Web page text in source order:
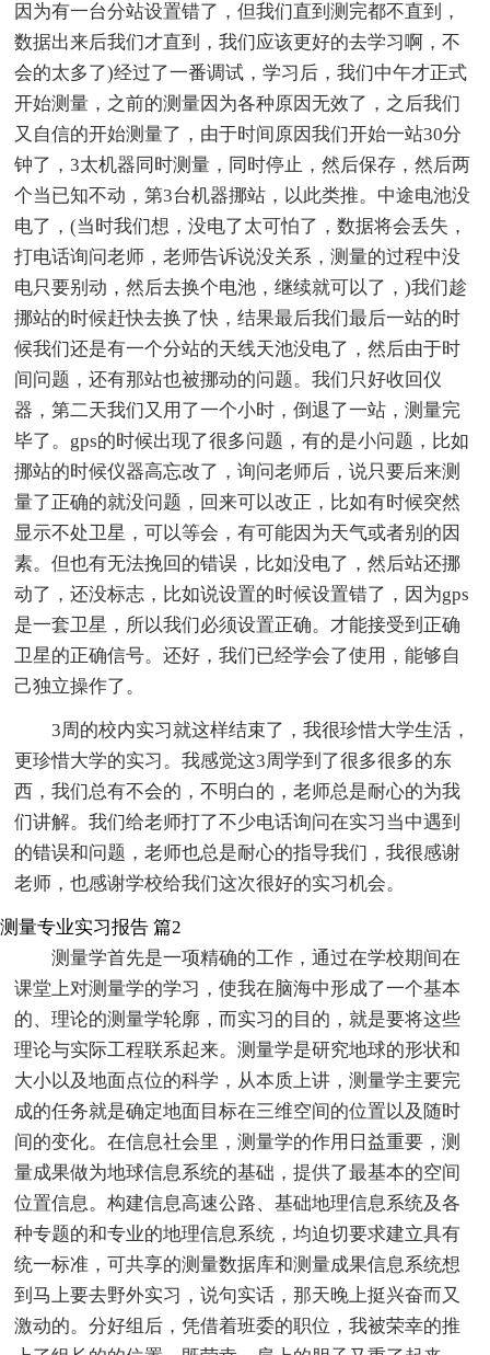
因为有一台分站设置错了，但我们直到测完都不直到，
数据出来后我们才直到，我们应该更好的去学习啊，不
会的太多了)经过了一番调试，学习后，我们中午才正式
开始测量，之前的测量因为各种原因无效了，之后我们
又自信的开始测量了，由于时间原因我们开始一站30分
钟了，3太机器同时测量，同时停止，然后保存，然后两
个当已知不动，第3台机器挪站，以此类推。中途电池没
电了，(当时我们想，没电了太可怕了，数据将会丢失，
打电话询问老师，老师告诉说没关系，测量的过程中没
电只要别动，然后去换个电池，继续就可以了，)我们趁
挪站的时候赶快去换了快，结果最后我们最后一站的时
候我们还是有一个分站的天线天池没电了，然后由于时
间问题，还有那站也被挪动的问题。我们只好收回仪
器，第二天我们又用了一个小时，倒退了一站，测量完
毕了。gps的时候出现了很多问题，有的是小问题，比如
挪站的时候仪器高忘改了，询问老师后，说只要后来测
量了正确的就没问题，回来可以改正，比如有时候突然
显示不处卫星，可以等会，有可能因为天气或者别的因
素。但也有无法挽回的错误，比如没电了，然后站还挪
动了，还没标志，比如说设置的时候设置错了，因为gps
是一套卫星，所以我们必须设置正确。才能接受到正确
卫星的正确信号。还好，我们已经学会了使用，能够自
己独立操作了。
3周的校内实习就这样结束了，我很珍惜大学生活，
更珍惜大学的实习。我感觉这3周学到了很多很多的东
西，我们总有不会的，不明白的，老师总是耐心的为我
们讲解。我们给老师打了不少电话询问在实习当中遇到
的错误和问题，老师也总是耐心的指导我们，我很感谢
老师，也感谢学校给我们这次很好的实习机会。
测量专业实习报告 篇2
测量学首先是一项精确的工作，通过在学校期间在
课堂上对测量学的学习，使我在脑海中形成了一个基本
的、理论的测量学轮廓，而实习的目的，就是要将这些
理论与实际工程联系起来。测量学是研究地球的形状和
大小以及地面点位的科学，从本质上讲，测量学主要完
成的任务就是确定地面目标在三维空间的位置以及随时
间的变化。在信息社会里，测量学的作用日益重要，测
量成果做为地球信息系统的基础，提供了最基本的空间
位置信息。构建信息高速公路、基础地理信息系统及各
种专题的和专业的地理信息系统，均迫切要求建立具有
统一标准，可共享的测量数据库和测量成果信息系统想
到马上要去野外实习，说句实话，那天晚上挺兴奋而又
激动的。分好组后，凭借着班委的职位，我被荣幸的推